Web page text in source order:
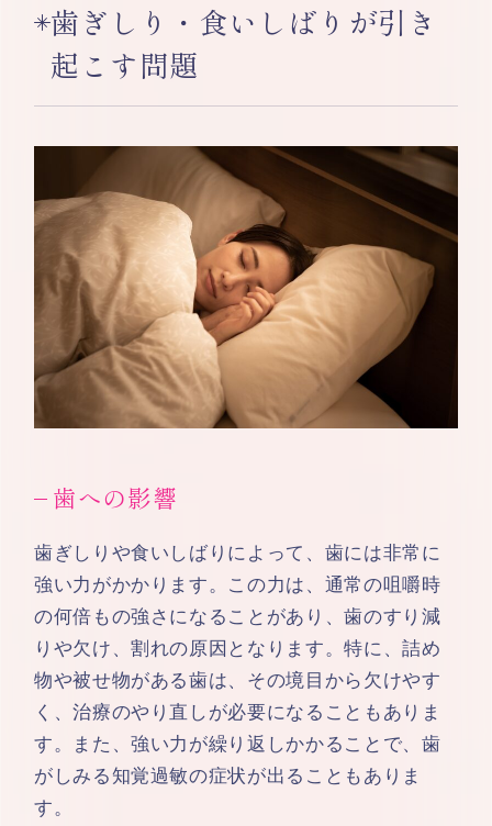
歯ぎしり・食いしばりが引き
起こす問題
歯への影響
歯ぎしりや食いしばりによって、歯には非常に
強い力がかかります。この力は、通常の咀嚼時
の何倍もの強さになることがあり、歯のすり減
りや欠け、割れの原因となります。特に、詰め
物や被せ物がある歯は、その境目から欠けやす
く、治療のやり直しが必要になることもありま
す。また、強い力が繰り返しかかることで、歯
がしみる知覚過敏の症状が出ることもありま
す。